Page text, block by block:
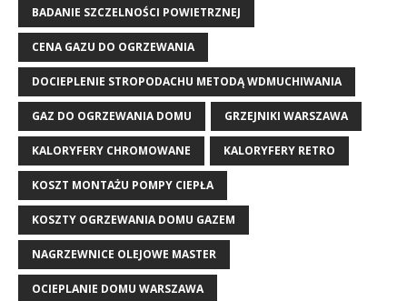
BADANIE SZCZELNOŚCI POWIETRZNEJ
CENA GAZU DO OGRZEWANIA
DOCIEPLENIE STROPODACHU METODĄ WDMUCHIWANIA
GAZ DO OGRZEWANIA DOMU GRZEJNIKI WARSZAWA
KALORYFERY CHROMOWANE KALORYFERY RETRO
KOSZT MONTAŻU POMPY CIEPŁA
KOSZTY OGRZEWANIA DOMU GAZEM
NAGRZEWNICE OLEJOWE MASTER
OCIEPLANIE DOMU WARSZAWA